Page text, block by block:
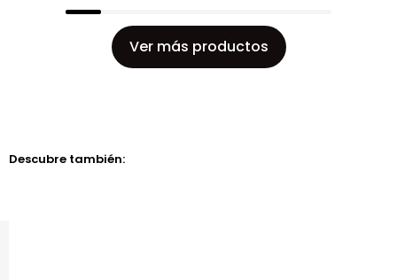
Ver más productos
Descubre también: